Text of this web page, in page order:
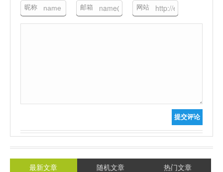
昵称 邮箱 网站
提交评论
最新文章 随机文章 热门文章